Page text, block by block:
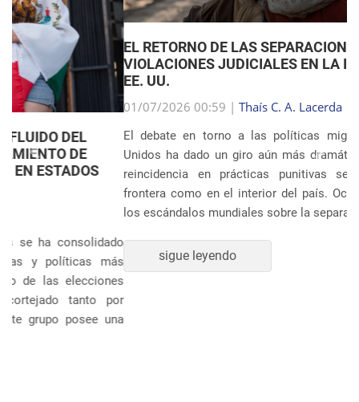
EL RETORNO DE LAS SEPARACIONES FAMILIARES:
VIOLACIONES JUDICIALES EN LA INMIGRACIÓN DE
EE. UU.
01/07/2026 00:59 |Thaís C. A. Lacerda
El debate en torno a las políticas migratorias de Estados
Unidos ha dado un giro aún más dramático tras revelarse la
reincidencia en prácticas punitivas severas, tanto en la
frontera como en el interior del país. Ocho años después de
los escándalos mundiales sobre la separación sistem�...
sigue leyendo
Anterior